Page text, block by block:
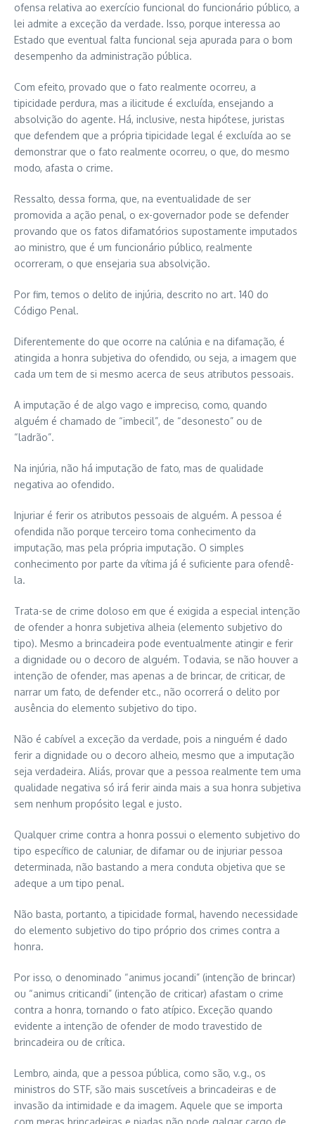
ofensa relativa ao exercício funcional do funcionário público, a
lei admite a exceção da verdade. Isso, porque interessa ao
Estado que eventual falta funcional seja apurada para o bom
desempenho da administração pública.
Com efeito, provado que o fato realmente ocorreu, a
tipicidade perdura, mas a ilicitude é excluída, ensejando a
absolvição do agente. Há, inclusive, nesta hipótese, juristas
que defendem que a própria tipicidade legal é excluída ao se
demonstrar que o fato realmente ocorreu, o que, do mesmo
modo, afasta o crime.
Ressalto, dessa forma, que, na eventualidade de ser
promovida a ação penal, o ex-governador pode se defender
provando que os fatos difamatórios supostamente imputados
ao ministro, que é um funcionário público, realmente
ocorreram, o que ensejaria sua absolvição.
Por fim, temos o delito de injúria, descrito no art. 140 do
Código Penal.
Diferentemente do que ocorre na calúnia e na difamação, é
atingida a honra subjetiva do ofendido, ou seja, a imagem que
cada um tem de si mesmo acerca de seus atributos pessoais.
A imputação é de algo vago e impreciso, como, quando
alguém é chamado de “imbecil”, de “desonesto” ou de
“ladrão”.
Na injúria, não há imputação de fato, mas de qualidade
negativa ao ofendido.
Injuriar é ferir os atributos pessoais de alguém. A pessoa é
ofendida não porque terceiro toma conhecimento da
imputação, mas pela própria imputação. O simples
conhecimento por parte da vítima já é suficiente para ofendê-
la.
Trata-se de crime doloso em que é exigida a especial intenção
de ofender a honra subjetiva alheia (elemento subjetivo do
tipo). Mesmo a brincadeira pode eventualmente atingir e ferir
a dignidade ou o decoro de alguém. Todavia, se não houver a
intenção de ofender, mas apenas a de brincar, de criticar, de
narrar um fato, de defender etc., não ocorrerá o delito por
ausência do elemento subjetivo do tipo.
Não é cabível a exceção da verdade, pois a ninguém é dado
ferir a dignidade ou o decoro alheio, mesmo que a imputação
seja verdadeira. Aliás, provar que a pessoa realmente tem uma
qualidade negativa só irá ferir ainda mais a sua honra subjetiva
sem nenhum propósito legal e justo.
Qualquer crime contra a honra possui o elemento subjetivo do
tipo específico de caluniar, de difamar ou de injuriar pessoa
determinada, não bastando a mera conduta objetiva que se
adeque a um tipo penal.
Não basta, portanto, a tipicidade formal, havendo necessidade
do elemento subjetivo do tipo próprio dos crimes contra a
honra.
Por isso, o denominado “animus jocandi” (intenção de brincar)
ou “animus criticandi” (intenção de criticar) afastam o crime
contra a honra, tornando o fato atípico. Exceção quando
evidente a intenção de ofender de modo travestido de
brincadeira ou de crítica.
Lembro, ainda, que a pessoa pública, como são, v.g., os
ministros do STF, são mais suscetíveis a brincadeiras e de
invasão da intimidade e da imagem. Aquele que se importa
com meras brincadeiras e piadas não pode galgar cargo de